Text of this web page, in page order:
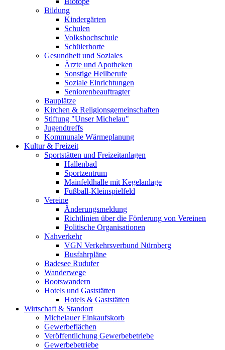
Bildung
Kindergärten
Schulen
Volkshochschule
Schülerhorte
Gesundheit und Soziales
Ärzte und Apotheken
Sonstige Heilberufe
Soziale Einrichtungen
Seniorenbeauftragter
Bauplätze
Kirchen & Religionsgemeinschaften
Stiftung "Unser Michelau"
Jugendtreffs
Kommunale Wärmeplanung
Kultur & Freizeit
Sportstätten und Freizeitanlagen
Hallenbad
Sportzentrum
Mainfeldhalle mit Kegelanlage
Fußball-Kleinspielfeld
Vereine
Änderungsmeldung
Richtlinien über die Förderung von Vereinen
Politische Organisationen
Nahverkehr
VGN Verkehrsverbund Nürnberg
Busfahrpläne
Badesee Rudufer
Wanderwege
Bootswandern
Hotels und Gaststätten
Hotels & Gaststätten
Wirtschaft & Standort
Michelauer Einkaufskorb
Gewerbeflächen
Veröffentlichung Gewerbebetriebe
Gewerbebetriebe